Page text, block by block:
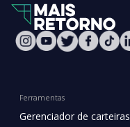
Ferramentas
Gerenciador de carteiras